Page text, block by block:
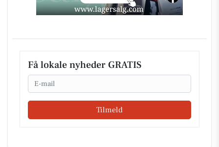
Få lokale nyheder GRATIS
Email
Tilmeld